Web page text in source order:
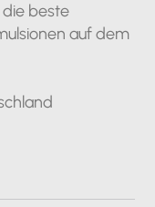
beste
auf dem